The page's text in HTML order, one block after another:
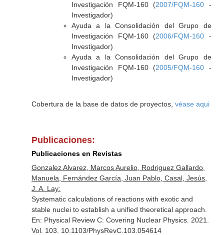
Investigación FQM-160 (2007/FQM-160 -
Investigador)
Ayuda a la Consolidación del Grupo de
Investigación FQM-160 (2006/FQM-160 -
Investigador)
Ayuda a la Consolidación del Grupo de
Investigación FQM-160 (2005/FQM-160 -
Investigador)
Cobertura de la base de datos de proyectos, véase aqui
Publicaciones:
Publicaciones en Revistas
Gonzalez Alvarez, Marcos Aurelio, Rodriguez Gallardo,
Manuela, Fernández García, Juan Pablo, Casal, Jesús,
J. A. Lay:
Systematic calculations of reactions with exotic and
stable nuclei to establish a unified theoretical approach.
En: Physical Review C: Covering Nuclear Physics. 2021.
Vol. 103. 10.1103/PhysRevC.103.054614